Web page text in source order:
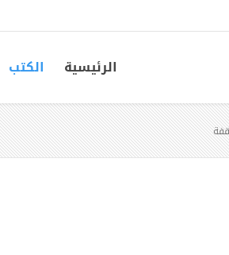
الرئيسية الكتب